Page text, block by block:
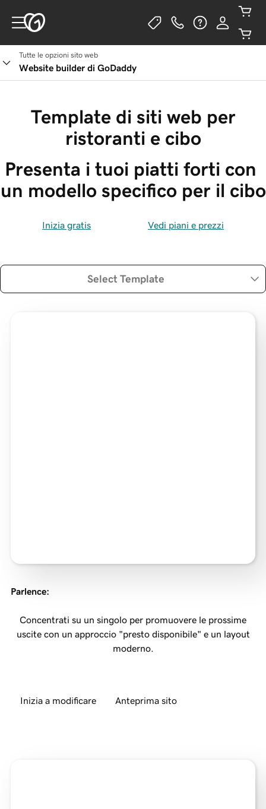
Tutte le opzioni sito web
Website builder di GoDaddy
Template di siti web per
ristoranti e cibo
Presenta i tuoi piatti forti con
un modello specifico per il cibo
Inizia gratis Vedi piani e prezzi
Select Template
Parlence:
Concentrati su un singolo per promuovere le prossime
uscite con un approccio "presto disponibile" e un layout
moderno.
Inizia a modificare Anteprima sito